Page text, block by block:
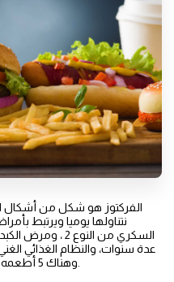
الفركتوز هو شكل من أشكال
نتناولها يوميا ويرتبط
السكري من النوع 2
عدة سنوات، والنظام الغذائي